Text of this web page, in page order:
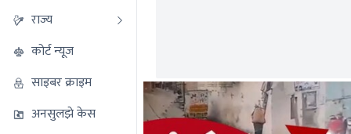
राज्य
कोर्ट न्यूज
साइबर क्राइम
अनसुलझे केस